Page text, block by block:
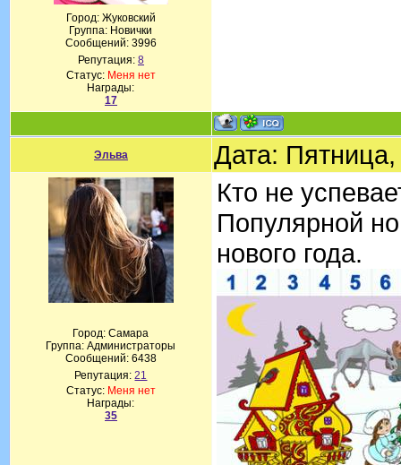
Город: Жуковский
Группа: Новички
Сообщений: 3996
Репутация: 8
Статус: Меня нет
Награды:
17
Эльва Дата:
Город: Самара
Группа: Администраторы
Сообщений: 6438
Репутация:21
Статус: Меня нет
Награды:
35
Кто не
Популярной
нового года.